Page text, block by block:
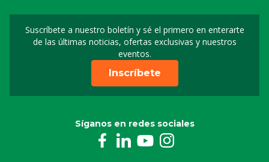
Suscríbete a nuestro boletín y sé el primero en enterarte
de las últimas noticias, ofertas exclusivas y nuestros
eventos.
Suscripción a nuestro
Inscríbete
Síganos en redes sociales